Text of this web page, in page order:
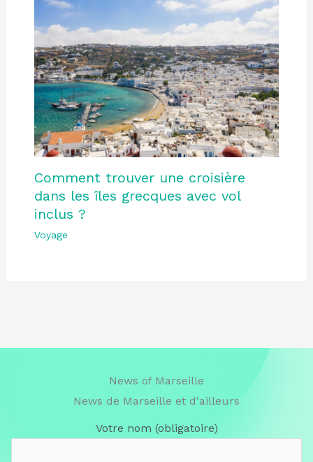
Comment trouver une croisière
dans les îles grecques avec vol
inclus ?
Voyage
News of Marseille
News de Marseille et d'ailleurs
Votre nom (obligatoire)